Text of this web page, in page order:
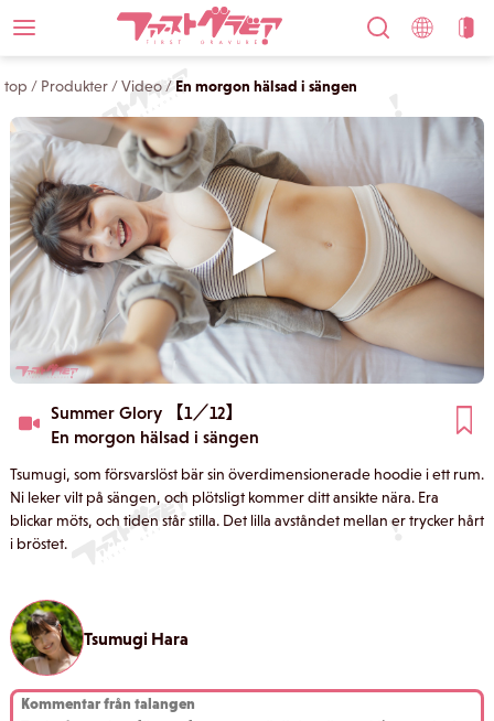
top / Produkter /Video/ En morgon hälsad i sängen
Summer Glory 【1／12】
En morgon hälsad i sängen
Tsumugi, som försvarslöst bär sin överdimensionerade hoodie i ett rum.
Ni leker vilt på sängen, och plötsligt kommer ditt ansikte nära. Era
blickar möts, och tiden står stilla. Det lilla avståndet mellan er trycker hårt
i bröstet.
Tsumugi Hara
Kommentar från talangen